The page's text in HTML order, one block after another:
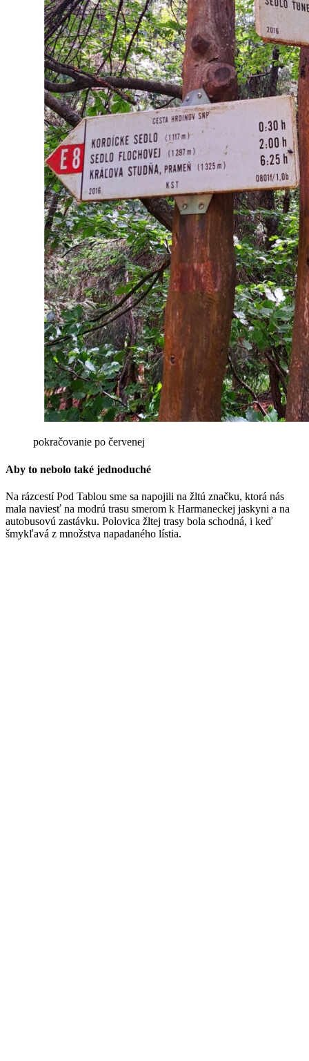
pokračovanie po červenej
Aby to nebolo také jednoduché
Na rázcestí Pod Tablou sme sa napojili na žltú značku, ktorá nás
mala naviesť na modrú trasu smerom k Harmaneckej jaskyni a na
autobusovú zastávku. Polovica žltej trasy bola schodná, i keď
šmykľavá z množstva napadaného lístia.